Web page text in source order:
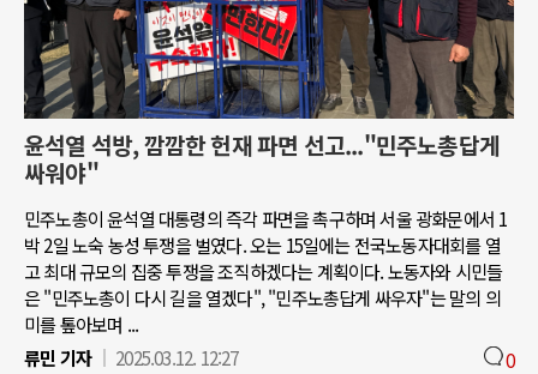
윤석열 석방, 깜깜한 헌재 파면 선고..."민주노총답게
싸워야"
민주노총이 윤석열 대통령의 즉각 파면을 촉구하며 서울 광화문에서 1
박 2일 노숙 농성 투쟁을 벌였다. 오는 15일에는 전국노동자대회를 열
고 최대 규모의 집중 투쟁을 조직하겠다는 계획이다. 노동자와 시민들
은 "민주노총이 다시 길을 열겠다", "민주노총답게 싸우자"는 말의 의
미를 톺아보며 ...
류민 기자
2025.03.12. 12:27 0